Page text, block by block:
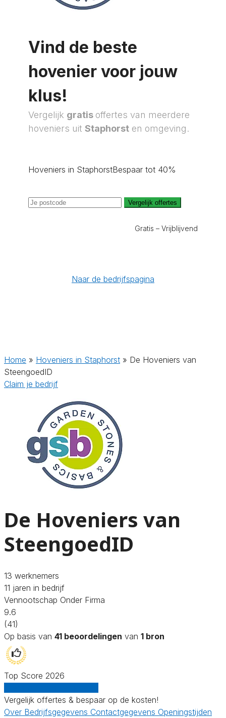
Vind de beste
hovenier voor jouw
klus!
Vergelijk gratis offertes van meerdere
hoveniers uit Staphorst en omgeving.
Hoveniers in StaphorstBespaar tot 40%
Vergelijk offertes
Gratis – Vrijblijvend
Naar de bedrijfspagina
Home » Hoveniers in Staphorst » De Hoveniers van
SteengoedID
Claim je bedrijf
De Hoveniers van
SteengoedID
13 werknemers
11 jaren in bedrijf
Vennootschap Onder Firma
9.6
(41)
Op basis van 41 beoordelingen van 1 bron
Top Score 2026
Vergelijk offertes & bespaar op de kosten!
Over Bedrijfsgegevens Contactgegevens Openingstijden